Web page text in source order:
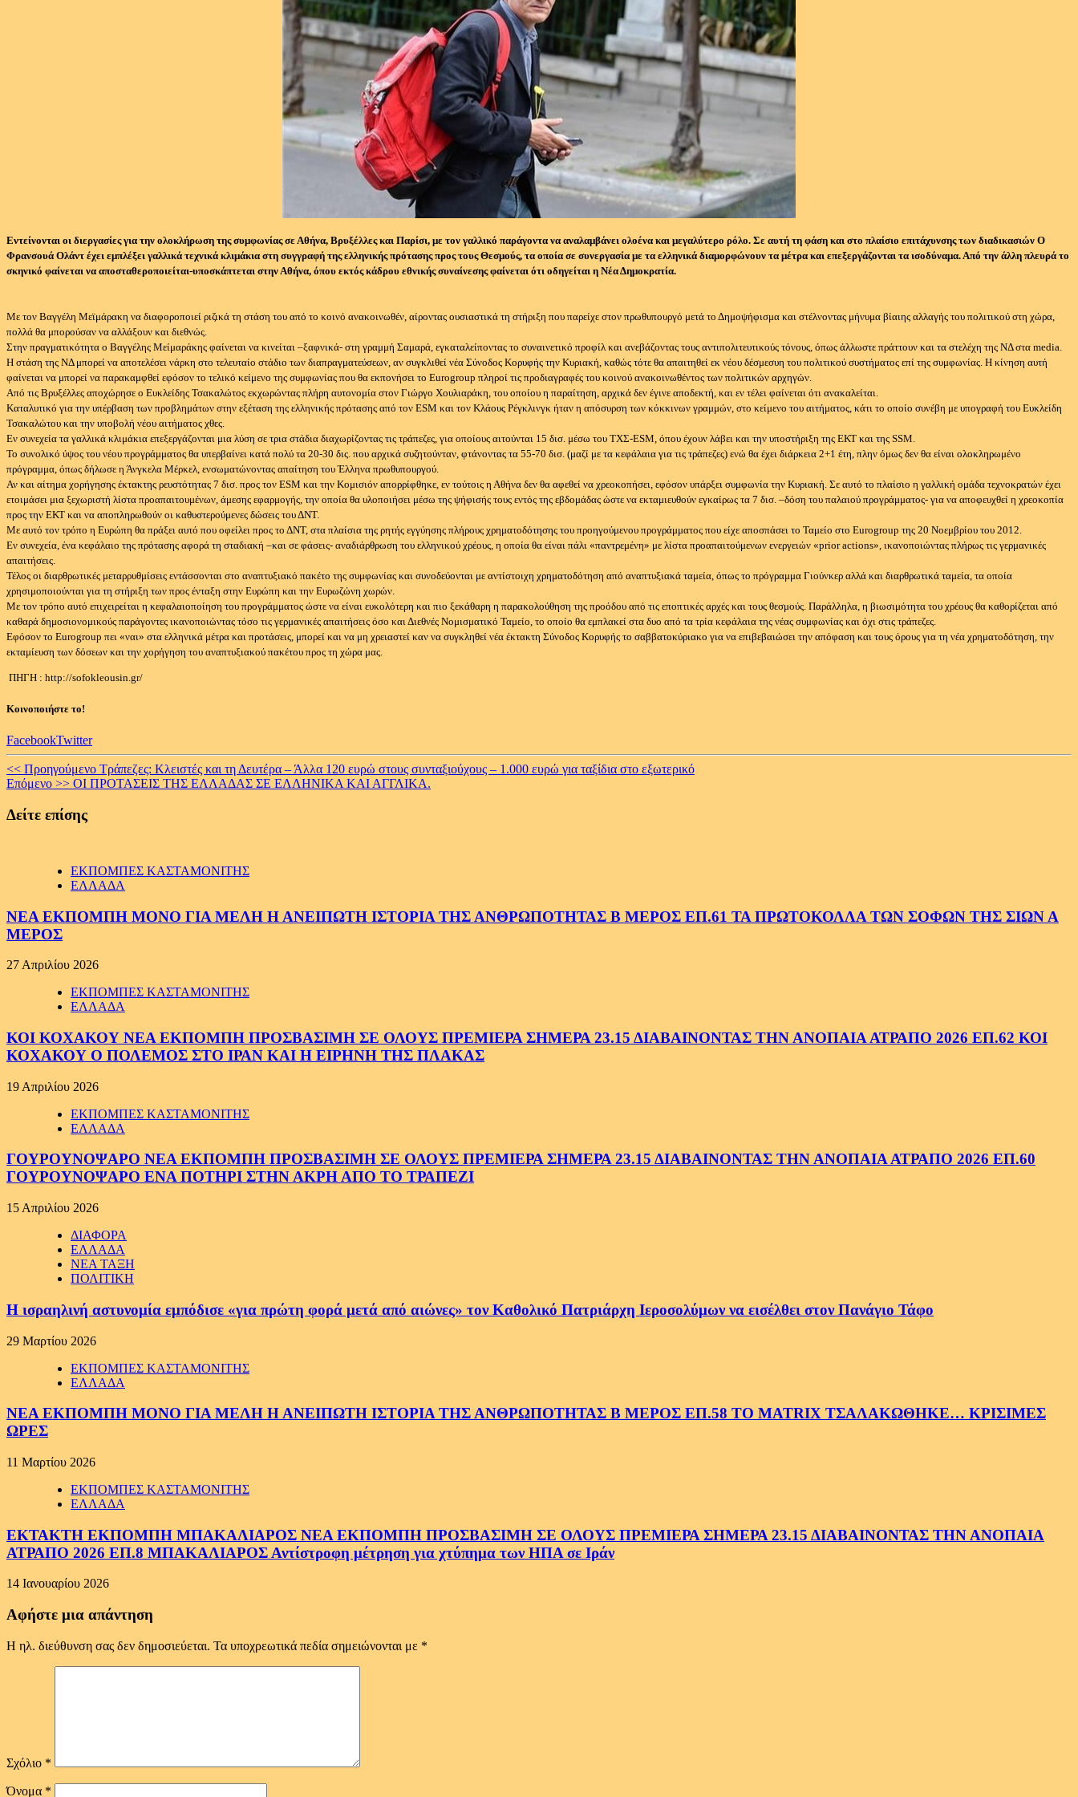
Εντείνονται οι διεργασίες για την ολοκλήρωση της συμφωνίας σε Αθήνα, Βρυξέλλες και Παρίσι, με τον γαλλικό παράγοντα να αναλαμβάνει ολοένα και μεγαλύτερο ρόλο. Σε αυτή τη φάση και στο πλαίσιο επιτάχυνσης των διαδικασιών Ο
Φρανσουά Ολάντ έχει εμπλέξει γαλλικά τεχνικά κλιμάκια στη συγγραφή της ελληνικής πρότασης προς τους Θεσμούς, τα οποία σε συνεργασία με τα ελληνικά διαμορφώνουν τα μέτρα και επεξεργάζονται τα ισοδύναμα. Από την άλλη πλευρά το
σκηνικό φαίνεται να αποσταθεροποιείται-υποσκάπτεται στην Αθήνα, όπου εκτός κάδρου εθνικής συναίνεσης φαίνεται ότι οδηγείται η Νέα Δημοκρατία.
Με τον Βαγγέλη Μεϊμάρακη να διαφοροποιεί ριζικά τη στάση του από το κοινό ανακοινωθέν, αίροντας ουσιαστικά τη στήριξη που παρείχε στον πρωθυπουργό μετά το Δημοψήφισμα και στέλνοντας μήνυμα βίαιης αλλαγής του πολιτικού στη χώρα,
πολλά θα μπορούσαν να αλλάξουν και διεθνώς.
Στην πραγματικότητα ο Βαγγέλης Μείμαράκης φαίνεται να κινείται –ξαφνικά- στη γραμμή Σαμαρά, εγκαταλείποντας το συναινετικό προφίλ και ανεβάζοντας τους αντιπολιτευτικούς τόνους, όπως άλλωστε πράττουν και τα στελέχη της ΝΔ στα media.
Η στάση της ΝΔ μπορεί να αποτελέσει νάρκη στο τελευταίο στάδιο των διαπραγματεύσεων, αν συγκλιθεί νέα Σύνοδος Κορυφής την Κυριακή, καθώς τότε θα απαιτηθεί εκ νέου δέσμεσυη του πολιτικού συστήματος επί της συμφωνίας. Η κίνηση αυτή
φαίνεται να μπορεί να παρακαμφθεί εφόσον το τελικό κείμενο της συμφωνίας που θα εκπονήσει το Eurogroup πληροί τις προδιαγραφές του κοινού ανακοινωθέντος των πολιτικών αρχηγών.
Από τις Βρυξέλλες αποχώρησε ο Ευκλείδης Τσακαλώτος εκχωρώντας πλήρη αυτονομία στον Γιώργο Χουλιαράκη, του οποίου η παραίτηση, αρχικά δεν έγινε αποδεκτή, και εν τέλει φαίνεται ότι ανακαλείται.
Καταλυτικό για την υπέρβαση των προβλημάτων στην εξέταση της ελληνικής πρότασης από τον ESM και τον Κλάους Ρέγκλινγκ ήταν η απόσυρση των κόκκινων γραμμών, στο κείμενο του αιτήματος, κάτι το οποίο συνέβη με υπογραφή του Ευκλείδη
Τσακαλώτου και την υποβολή νέου αιτήματος χθες.
Εν συνεχεία τα γαλλικά κλιμάκια επεξεργάζονται μια λύση σε τρια στάδια διαχωρίζοντας τις τράπεζες, για οποίους αιτούνται 15 δισ. μέσω του ΤΧΣ-ESM, όπου έχουν λάβει και την υποστήριξη της ΕΚΤ και της SSM.
Το συνολικό ύψος του νέου προγράμματος θα υπερβαίνει κατά πολύ τα 20-30 δις. που αρχικά συζητούνταν, φτάνοντας τα 55-70 δισ. (μαζί με τα κεφάλαια για τις τράπεζες) ενώ θα έχει διάρκεια 2+1 έτη, πλην όμως δεν θα είναι ολοκληρωμένο
πρόγραμμα, όπως δήλωσε η Άνγκελα Μέρκελ, ενσωματώνοντας απαίτηση του Έλληνα πρωθυπουργού.
Αν και αίτημα χορήγησης έκτακτης ρευστότητας 7 δισ. προς τον ESM και την Κομισιόν απορρίφθηκε, εν τούτοις η Αθήνα δεν θα αφεθεί να χρεοκοπήσει, εφόσον υπάρξει συμφωνία την Κυριακή. Σε αυτό το πλαίσιο η γαλλική ομάδα τεχνοκρατών έχει
ετοιμάσει μια ξεχωριστή λίστα προαπαιτουμένων, άμεσης εφαρμογής, την οποία θα υλοποιήσει μέσω της ψήφισής τους εντός της εβδομάδας ώστε να εκταμιευθούν εγκαίρως τα 7 δισ. –δόση του παλαιού προγράμματος- για να αποφευχθεί η χρεοκοπία
προς την ΕΚΤ και να αποπληρωθούν οι καθυστερούμενες δώσεις του ΔΝΤ.
Με αυτό τον τρόπο η Ευρώπη θα πράξει αυτό που οφείλει προς το ΔΝΤ, στα πλαίσια της ρητής εγγύησης πλήρους χρηματοδότησης του προηγούμενου προγράμματος που είχε αποσπάσει το Ταμείο στο Eurogroup της 20 Νοεμβρίου του 2012.
Εν συνεχεία, ένα κεφάλαιο της πρότασης αφορά τη σταδιακή –και σε φάσεις- αναδιάρθρωση του ελληνικού χρέους, η οποία θα είναι πάλι «παντρεμένη» με λίστα προαπαιτούμενων ενεργειών «prior actions», ικανοποιώντας πλήρως τις γερμανικές
απαιτήσεις.
Τέλος οι διαρθρωτικές μεταρρυθμίσεις εντάσσονται στο αναπτυξιακό πακέτο της συμφωνίας και συνοδεύονται με αντίστοιχη χρηματοδότηση από αναπτυξιακά ταμεία, όπως το πρόγραμμα Γιούνκερ αλλά και διαρθρωτικά ταμεία, τα οποία
χρησιμοποιούνται για τη στήριξη των προς ένταξη στην Ευρώπη και την Ευρωζώνη χωρών.
Με τον τρόπο αυτό επιχειρείται η κεφαλαιοποίηση του προγράμματος ώστε να είναι ευκολότερη και πιο ξεκάθαρη η παρακολούθηση της προόδου από τις εποπτικές αρχές και τους θεσμούς. Παράλληλα, η βιωσιμότητα του χρέους θα καθορίζεται από
καθαρά δημοσιονομικούς παράγοντες ικανοποιώντας τόσο τις γερμανικές απαιτήσεις όσο και Διεθνές Νομισματικό Ταμείο, το οποίο θα εμπλακεί στα δυο από τα τρία κεφάλαια της νέας συμφωνίας και όχι στις τράπεζες.
Εφόσον το Eurogroup πει «ναι» στα ελληνικά μέτρα και προτάσεις, μπορεί και να μη χρειαστεί καν να συγκληθεί νέα έκτακτη Σύνοδος Κορυφής το σαββατοκύριακο για να επιβεβαιώσει την απόφαση και τους όρους για τη νέα χρηματοδότηση, την
εκταμίευση των δόσεων και την χορήγηση του αναπτυξιακού πακέτου προς τη χώρα μας.
ΠΗΓΗ : http://sofokleousin.gr/
Κοινοποιήστε το!
FacebookTwitter
Continue
Reading
<< Προηγούμενο Τράπεζες: Κλειστές και τη Δευτέρα – Άλλα 120 ευρώ στους συνταξιούχους – 1.000 ευρώ για ταξίδια στο εξωτερικό
Επόμενο >> OI ΠΡΟΤΑΣΕΙΣ ΤΗΣ ΕΛΛΑΔΑΣ ΣΕ ΕΛΛΗΝΙΚΑ ΚΑΙ ΑΓΓΛΙΚΑ.
Δείτε επίσης
ΕΚΠΟΜΠΕΣ ΚΑΣΤΑΜΟΝΙΤΗΣ
ΕΛΛΑΔΑ
ΝΕΑ ΕΚΠΟΜΠΗ ΜΟΝΟ ΓΙΑ ΜΕΛΗ Η ΑΝΕΙΠΩΤΗ ΙΣΤΟΡΙΑ ΤΗΣ ΑΝΘΡΩΠΟΤΗΤΑΣ Β ΜΕΡΟΣ ΕΠ.61 ΤΑ ΠΡΩΤΟΚΟΛΛΑ ΤΩΝ ΣΟΦΩΝ ΤΗΣ ΣΙΩΝ Α
ΜΕΡΟΣ
27 Απριλίου 2026
ΕΚΠΟΜΠΕΣ ΚΑΣΤΑΜΟΝΙΤΗΣ
ΕΛΛΑΔΑ
ΚΟΙ ΚΟΧΑΚΟΥ ΝΕΑ ΕΚΠΟΜΠΗ ΠΡΟΣΒΑΣΙΜΗ ΣΕ ΟΛΟΥΣ ΠΡΕΜΙΕΡΑ ΣΗΜΕΡΑ 23.15 ΔΙΑΒΑΙΝΟΝΤΑΣ ΤΗΝ ΑΝΟΠΑΙΑ ΑΤΡΑΠΟ 2026 ΕΠ.62 ΚΟΙ
ΚΟΧΑΚΟΥ Ο ΠΟΛΕΜΟΣ ΣΤΟ ΙΡΑΝ ΚΑΙ Η ΕΙΡΗΝΗ ΤΗΣ ΠΛΑΚΑΣ
19 Απριλίου 2026
ΕΚΠΟΜΠΕΣ ΚΑΣΤΑΜΟΝΙΤΗΣ
ΕΛΛΑΔΑ
ΓΟΥΡΟΥΝΟΨΑΡΟ ΝΕΑ ΕΚΠΟΜΠΗ ΠΡΟΣΒΑΣΙΜΗ ΣΕ ΟΛΟΥΣ ΠΡΕΜΙΕΡΑ ΣΗΜΕΡΑ 23.15 ΔΙΑΒΑΙΝΟΝΤΑΣ ΤΗΝ ΑΝΟΠΑΙΑ ΑΤΡΑΠΟ 2026 ΕΠ.60
ΓΟΥΡΟΥΝΟΨΑΡΟ ΕΝΑ ΠΟΤΗΡΙ ΣΤΗΝ ΑΚΡΗ ΑΠΟ ΤΟ ΤΡΑΠΕΖΙ
15 Απριλίου 2026
ΔΙΑΦΟΡΑ
ΕΛΛΑΔΑ
ΝΕΑ ΤΑΞΗ
ΠΟΛΙΤΙΚΗ
Η ισραηλινή αστυνομία εμπόδισε «για πρώτη φορά μετά από αιώνες» τον Καθολικό Πατριάρχη Ιεροσολύμων να εισέλθει στον Πανάγιο Τάφο
29 Μαρτίου 2026
ΕΚΠΟΜΠΕΣ ΚΑΣΤΑΜΟΝΙΤΗΣ
ΕΛΛΑΔΑ
ΝΕΑ ΕΚΠΟΜΠΗ ΜΟΝΟ ΓΙΑ ΜΕΛΗ Η ΑΝΕΙΠΩΤΗ ΙΣΤΟΡΙΑ ΤΗΣ ΑΝΘΡΩΠΟΤΗΤΑΣ Β ΜΕΡΟΣ ΕΠ.58 ΤΟ MATRIX ΤΣΑΛΑΚΩΘΗΚΕ… ΚΡΙΣΙΜΕΣ
ΩΡΕΣ
11 Μαρτίου 2026
ΕΚΠΟΜΠΕΣ ΚΑΣΤΑΜΟΝΙΤΗΣ
ΕΛΛΑΔΑ
ΕΚΤΑΚΤΗ ΕΚΠΟΜΠΗ ΜΠΑΚΑΛΙΑΡΟΣ ΝΕΑ ΕΚΠΟΜΠΗ ΠΡΟΣΒΑΣΙΜΗ ΣΕ ΟΛΟΥΣ ΠΡΕΜΙΕΡΑ ΣΗΜΕΡΑ 23.15 ΔΙΑΒΑΙΝΟΝΤΑΣ ΤΗΝ ΑΝΟΠΑΙΑ
ΑΤΡΑΠΟ 2026 ΕΠ.8 ΜΠΑΚΑΛΙΑΡΟΣ Αντίστροφη μέτρηση για χτύπημα των ΗΠΑ σε Ιράν
14 Ιανουαρίου 2026
Αφήστε μια απάντηση
Η ηλ. διεύθυνση σας δεν δημοσιεύεται. Τα υποχρεωτικά πεδία σημειώνονται με *
Σχόλιο *
Όνομα *